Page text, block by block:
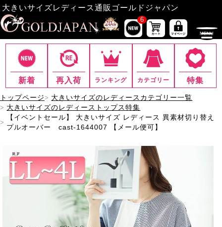
大きいサイズレディース通販ゴールドジャパン
6
新着 再入荷 ランキング カテゴリー 特集
トップページ
大きいサイズのレディースカテゴリー一覧
大きいサイズのレディーストップス特集
【イベントセール】 大きいサイズ レディース 異素材切り替え
プルオーバー cast-1644007 【メール便可】